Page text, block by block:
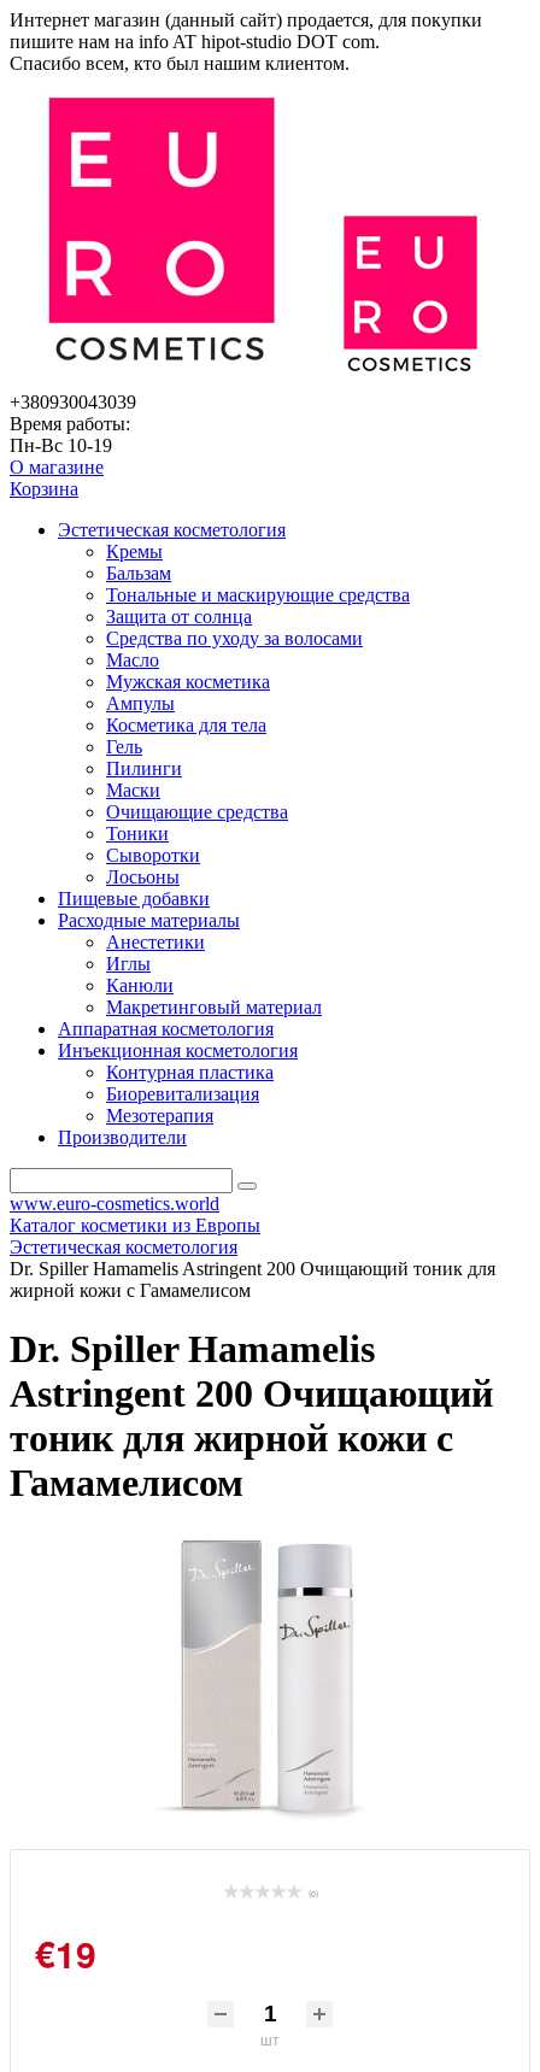
Интернет магазин (данный сайт) продается, для покупки
пишите нам на info AT hipot-studio DOT com.
Спасибо всем, кто был нашим клиентом.
+380930043039
Время работы:
Пн-Вс 10-19
О магазине
Корзина
Эстетическая косметология
Кремы
Бальзам
Тональные и маскирующие средства
Защита от солнца
Средства по уходу за волосами
Масло
Мужская косметика
Ампулы
Косметика для тела
Гель
Пилинги
Маски
Очищающие средства
Тоники
Сыворотки
Лосьоны
Пищевые добавки
Расходные материалы
Анестетики
Иглы
Канюли
Макретинговый материал
Аппаратная косметология
Инъекционная косметология
Контурная пластика
Биоревитализация
Мезотерапия
Производители
www.euro-cosmetics.world
Каталог косметики из Европы
Эстетическая косметология
Dr. Spiller Hamamelis Astringent 200 Очищающий тоник для
жирной кожи с Гамамелисом
Dr. Spiller Hamamelis
Astringent 200 Очищающий
тоник для жирной кожи с
Гамамелисом
(0)
€19
шт